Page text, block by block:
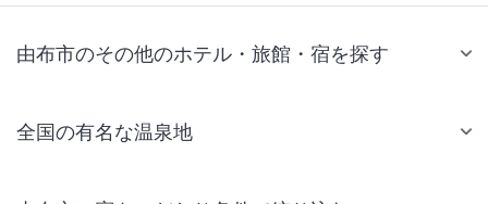
由布市のその他のホテル・旅館・宿を探す
全国の有名な温泉地